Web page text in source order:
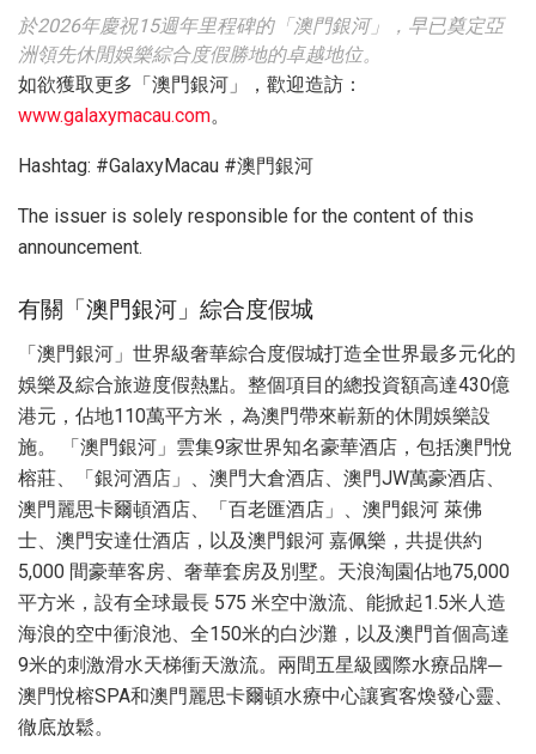
於2026年慶祝15週年里程碑的「澳門銀河」，早已奠定亞
洲領先休閒娛樂綜合度假勝地的卓越地位。
如欲獲取更多「澳門銀河」，歡迎造訪：
www.galaxymacau.com。
Hashtag: #GalaxyMacau #澳門銀河
The issuer is solely responsible for the content of this
announcement.
有關「澳門銀河」綜合度假城
「澳門銀河」世界級奢華綜合度假城打造全世界最多元化的
娛樂及綜合旅遊度假熱點。整個項目的總投資額高達430億
港元，佔地110萬平方米，為澳門帶來嶄新的休閒娛樂設
施。 「澳門銀河」雲集9家世界知名豪華酒店，包括澳門悅
榕莊、「銀河酒店」、澳門大倉酒店、澳門JW萬豪酒店、
澳門麗思卡爾頓酒店、「百老匯酒店」、澳門銀河 萊佛
士、澳門安達仕酒店，以及澳門銀河 嘉佩樂，共提供約
5,000 間豪華客房、奢華套房及別墅。天浪淘園佔地75,000
平方米，設有全球最長 575 米空中激流、能掀起1.5米人造
海浪的空中衝浪池、全150米的白沙灘，以及澳門首個高達
9米的刺激滑水天梯衝天激流。兩間五星級國際水療品牌─
澳門悅榕SPA和澳門麗思卡爾頓水療中心讓賓客煥發心靈、
徹底放鬆。